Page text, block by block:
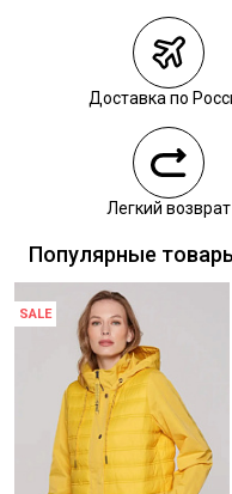
Курьерская доставка
Самовывоз из
Самовывоз из наших
Курьерская доставка
Самовывоз из
Доставка по
Легкий возврат
Популярные
SALE